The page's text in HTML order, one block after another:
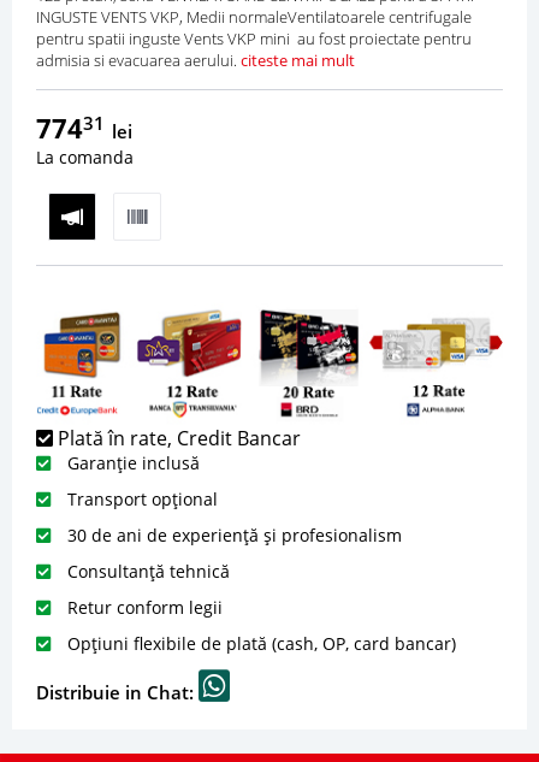
INGUSTE VENTS VKP, Medii normaleVentilatoarele centrifugale
pentru spatii inguste Vents VKP mini au fost proiectate pentru
admisia si evacuarea aerului. citeste mai mult
77431 lei
La comanda
Plată în rate, Credit Bancar
Garanție inclusă
Transport opțional
30 de ani de experiență și profesionalism
Consultanță tehnică
Retur conform legii
Opțiuni flexibile de plată (cash, OP, card bancar)
Distribuie in Chat: